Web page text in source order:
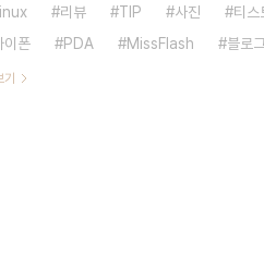
Linux
리뷰 TIP 사진 티스
이폰
PDA MissFlash 블로